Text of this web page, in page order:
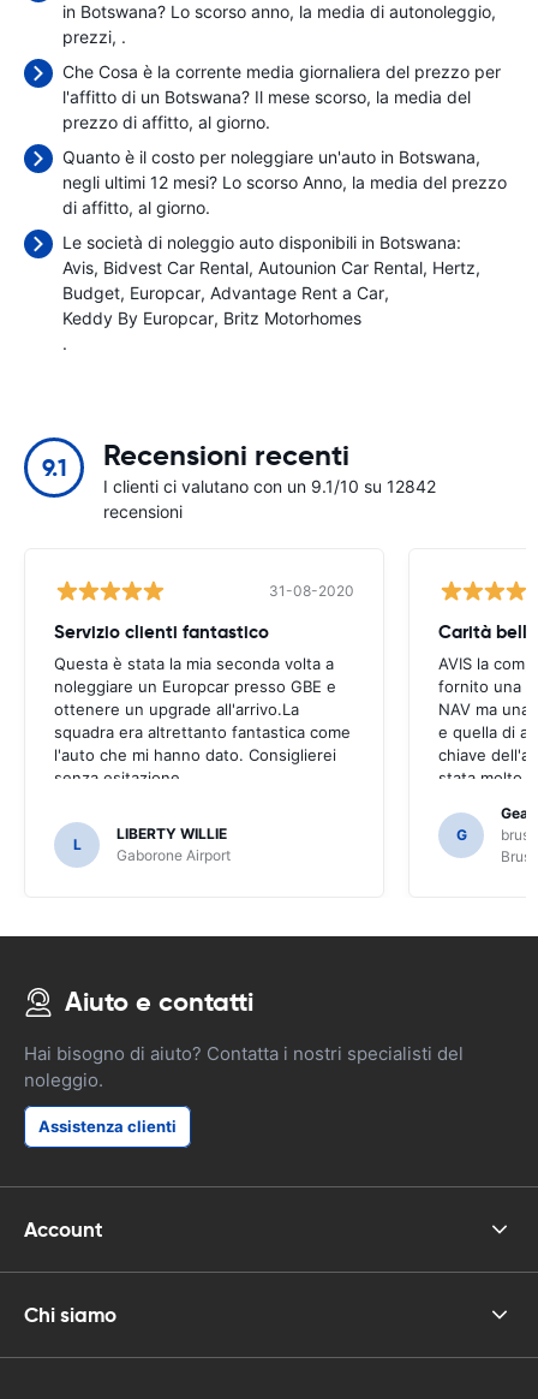
in Botswana? Lo scorso anno, la media di autonoleggio,
prezzi, .
Che Cosa è la corrente media giornaliera del prezzo per
l'affitto di un Botswana? Il mese scorso, la media del
prezzo di affitto, al giorno.
Quanto è il costo per noleggiare un'auto in Botswana,
negli ultimi 12 mesi? Lo scorso Anno, la media del prezzo
di affitto, al giorno.
Le società di noleggio auto disponibili in Botswana:
Avis Bidvest Car Rental Autounion Car Rental Hertz
Budget Europcar Advantage Rent a Car
Keddy By Europcar Britz Motorhomes
.
9.1 Recensioni recenti
I clienti ci valutano con un 9.1/10 su 12842
recensioni
31-08-2020
Servizio clienti fantastico
Questa è stata la mia seconda volta a
noleggiare un Europcar presso GBE e
ottenere un upgrade all'arrivo.La
squadra era altrettanto fantastica come
l'auto che mi hanno dato. Consiglierei
senza esitazione.
L
LIBERTY WILLIE
Gaborone Airport
AVIS la
fornito una
NAV ma
e quella di
chiave
stata molto
numero di
che non
G
Aiuto e contatti
Hai bisogno di aiuto? Contatta i nostri specialisti del
noleggio.
Assistenza clienti
Account
Chi siamo